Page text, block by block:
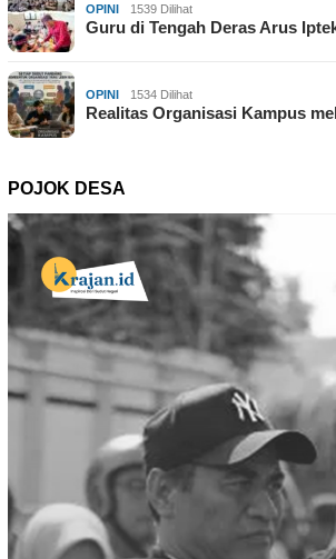
OPINI 1539 Dilihat
Guru di Tengah Deras Arus
OPINI 1534 Dilihat
Realitas Organisasi Kampus
POJOK DESA